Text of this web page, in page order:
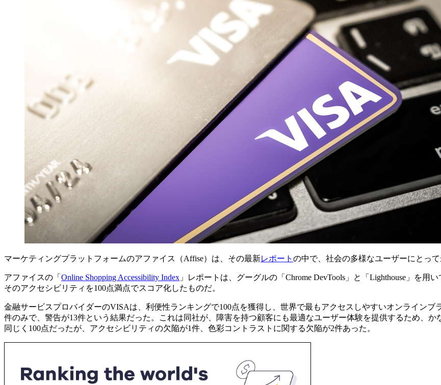
マーケティングプラットフォームのアファイス（Affise）は、その最新レポート の中で、社会の多様なユーザーにとっ
アファイスの「 Online Shopping Accessibility Index 」レポートは、グーグルの「Chrome DevTools」と「Lighthouse」を
そのアクセシビリティを100点満点でスコア化したものだ。
金融サービスプロバイダーのVISAは、利便性ランキングで100点を獲得し、世界で最もアクセスしやすいオンライン
件のみで、警告が13件という結果だった。これは同社が、障害を持つ顧客にも最適なユーザー体験を提供するため、か
同じく100点だったが、アクセシビリティの欠陥が1件、色彩コントラストに関する欠陥が2件あった。